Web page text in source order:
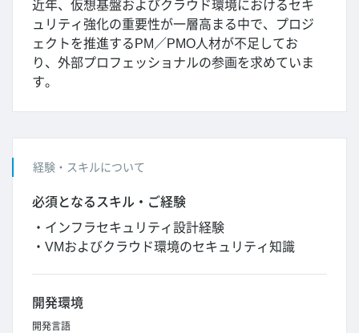
近年、仮想基盤およびクラウド環境におけるセキ
ュリティ強化の重要性が一層高まる中で、プロジ
ェクトを推進するPM／PMO人材が不足してお
り、外部プロフェッショナルの参画を求めていま
す。
経験・スキルについて
必須となるスキル・ご経験
・インフラセキュリティ設計経験
・VMおよびクラウド環境のセキュリティ知識
開発環境
開発言語